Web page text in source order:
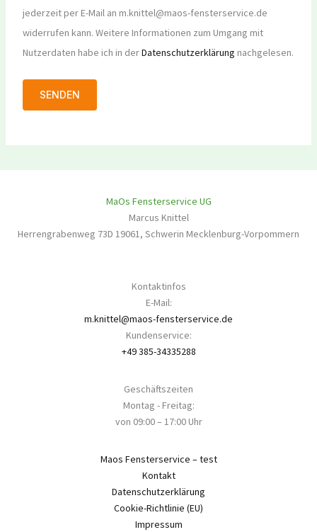
jederzeit per E-Mail an m.knittel@maos-fensterservice.de
widerrufen kann. Weitere Informationen zum Umgang mit
Nutzerdaten habe ich in derDatenschutzerklärung nachgelesen.
MaOs Fensterservice UG
Marcus Knittel
Herrengrabenweg 73D 19061, Schwerin Mecklenburg-Vorpommern
Kontaktinfos
E-Mail:
m.knittel@maos-fensterservice.de
Kundenservice:
+49 385-34335288
Geschäftszeiten
Montag - Freitag:
von 09:00 – 17:00 Uhr
Maos Fensterservice – test
Kontakt
Datenschutzerklärung
Cookie-Richtlinie (EU)
Impressum